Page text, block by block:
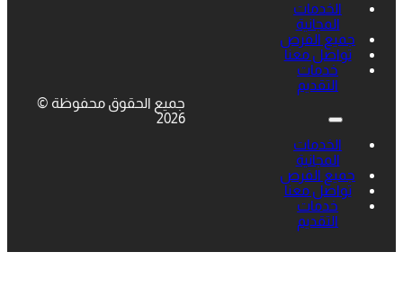
الخدمات
المجانية
جميع الفرص
تواصل معنا
خدمات
التقديم
الخدمات
المجانية
جميع الفرص
تواصل معنا
خدمات
التقديم
جميع الحقوق محفوظة ©
2026